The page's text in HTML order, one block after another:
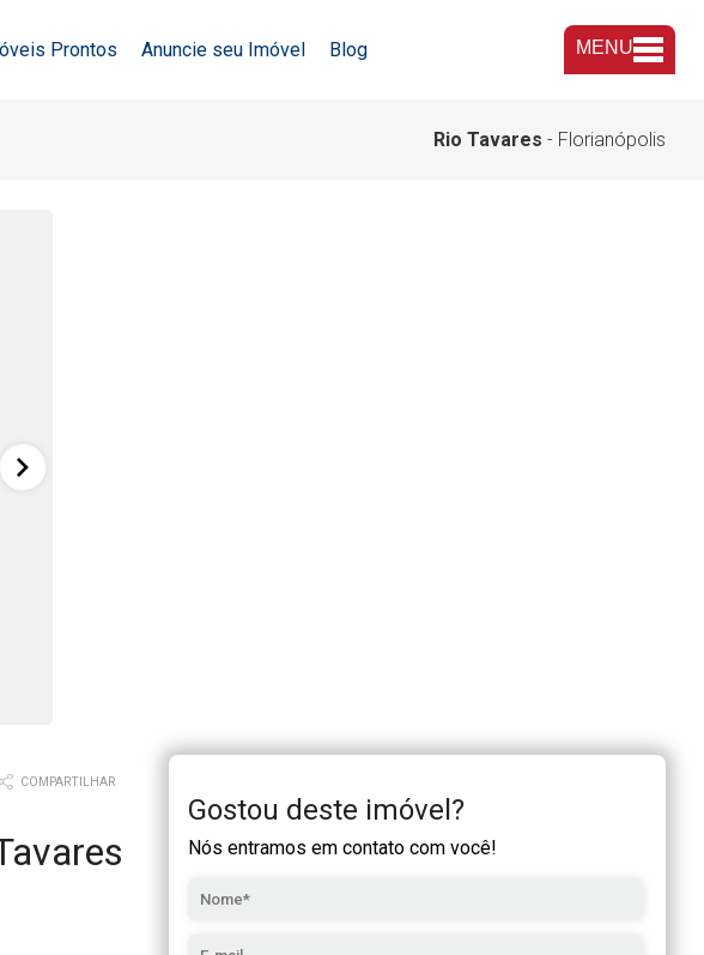
Prontos Anuncie seu Imóvel Blog MENU
Rio Tavares - Florianópolis
COMPARTILHAR
Gostou deste imóvel?
Nós entramos em contato com você!